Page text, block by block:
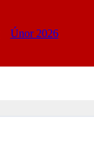
Únor 2026